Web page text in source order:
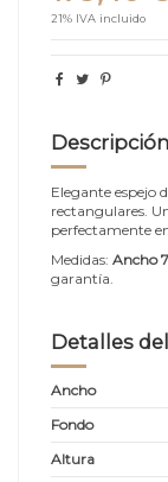
21% IVA incluido
Descripción
Elegante espejo
rectangulares.
perfectamente
Medidas: Ancho
garantía.
Detalles
Ancho
Fondo
Altura